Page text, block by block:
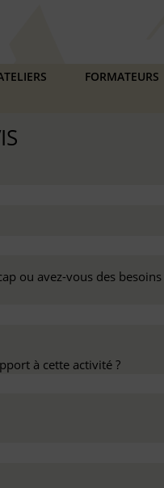
FORMATEURS
ou avez-vous des
à cette activité ?